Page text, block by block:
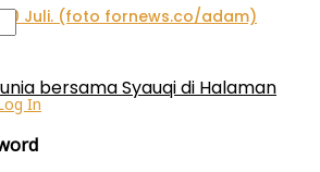
bersama Syauqi di Halaman
In